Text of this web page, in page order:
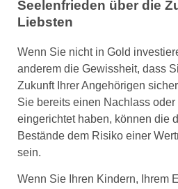
Seelenfrieden über die
Liebsten
Wenn Sie nicht in Gold
anderem die Gewissheit, dass
Zukunft Ihrer Angehörigen
Sie bereits einen Nachlass
eingerichtet haben, können die
Bestände dem Risiko einer
sein.
Wenn Sie Ihren Kindern, Ihrem